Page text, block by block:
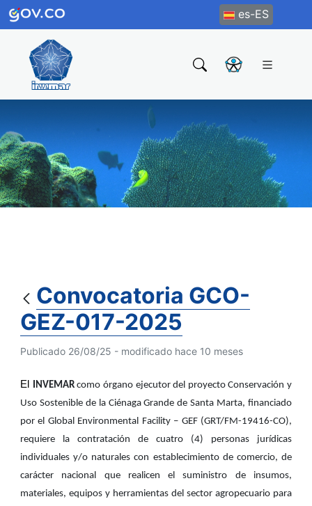
es-ES
Convocatoria GCO-
GEZ-017-2025
Publicado 26/08/25 - modificado hace 10 meses
El INVEMARcomo órgano ejecutor del proyecto Conservación y
Uso Sostenible de la Ciénaga Grande de Santa Marta, financiado
por el Global Environmental Facility – GEF (GRT/FM-19416-CO),
requiere la contratación de cuatro (4) personas jurídicas
individuales y/o naturales con establecimiento de comercio, de
carácter nacional que realicen el suministro de insumos,
materiales, equipos y herramientas del sector agropecuario para